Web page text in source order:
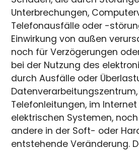
Unterbrechungen,
Telefonausfälle oder -
Einwirkung von außen
noch für Verzögerungen
bei der Nutzung des
durch Ausfälle oder
Telefonleitungen, im
elektrischen Systemen,
andere in der Soft- oder
entstehende Veränderung.